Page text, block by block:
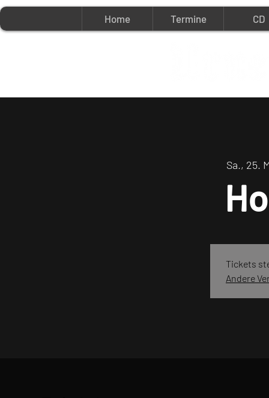
Home Termine CD
Sa., 25.
Tickets
Andere